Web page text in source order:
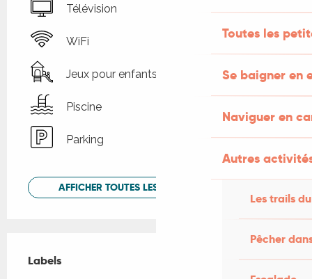
Toutes les
Se baigner en
Naviguer en
Autres
Les trails
Pêcher
Télévision
WiFi
Jeux pour enfants / Espace jeux
Piscine
Parking
AFFICHER TOUTES LES PRESTATIONS
Labels
Labels